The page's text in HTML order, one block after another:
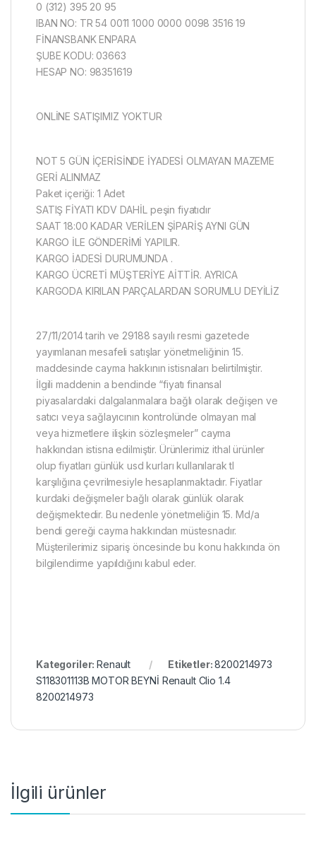
0 (312) 395 20 95
IBAN NO: TR 54 0011 1000 0000 0098 3516 19
FİNANSBANK ENPARA
ŞUBE KODU: 03663
HESAP NO: 98351619
ONLİNE SATIŞIMIZ YOKTUR
NOT 5 GÜN İÇERİSİNDE İYADESİ OLMAYAN MAZEME
GERİ ALINMAZ
Paket içeriği: 1 Adet
SATIŞ FİYATI KDV DAHİL peşin fiyatıdır
SAAT 18:00 KADAR VERİLEN ŞİPARİŞ AYNI GÜN
KARGO İLE GÖNDERİMİ YAPILIR.
KARGO İADESİ DURUMUNDA .
KARGO ÜCRETİ MÜŞTERİYE AİTTİR. AYRICA
KARGODA KIRILAN PARÇALARDAN SORUMLU DEYİLİZ
27/11/2014 tarih ve 29188 sayılı resmi gazetede
yayımlanan mesafeli satışlar yönetmeliğinin 15.
maddesinde cayma hakkının istisnaları belirtilmiştir.
İlgili maddenin a bendinde “fiyatı finansal
piyasalardaki dalgalanmalara bağlı olarak değişen ve
satıcı veya sağlayıcının kontrolünde olmayan mal
veya hizmetlere ilişkin sözleşmeler” cayma
hakkından istisna edilmiştir. Ürünlerimiz ithal ürünler
olup fiyatları günlük usd kurları kullanılarak tl
karşılığına çevrilmesiyle hesaplanmaktadır. Fiyatlar
kurdaki değişmeler bağlı olarak günlük olarak
değişmektedir. Bu nedenle yönetmeliğin 15. Md/a
bendi gereği cayma hakkından müstesnadır.
Müşterilerimiz sipariş öncesinde bu konu hakkında ön
bilgilendirme yapıldığını kabul eder.
Kategoriler:Renault Etiketler:8200214973
S118301113B MOTOR BEYNİ Renault Clio 1.4
8200214973
İlgili ürünler